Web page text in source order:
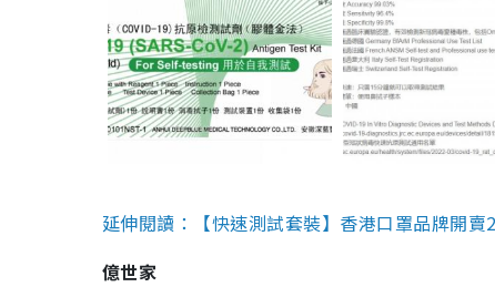
延伸閱讀：【快速測試套裝】香港口罩品牌開
億世家